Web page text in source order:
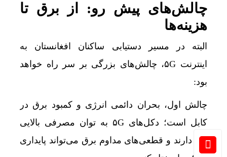
چالش‌های پیش رو: از برق تا
هزینه‌ها
البته در مسیر دستیابی ساکنان افغانستان به
اینترنت ۵G، چالش‌های بزرگی بر سر راه خواهد
بود:
چالش اول، بحران دائمی انرژی و کمبود برق در
کابل است؛ دکل‌های ۵G به توان مصرفی بالایی
نیاز دارند و قطعی‌های مداوم برق می‌تواند پایداری